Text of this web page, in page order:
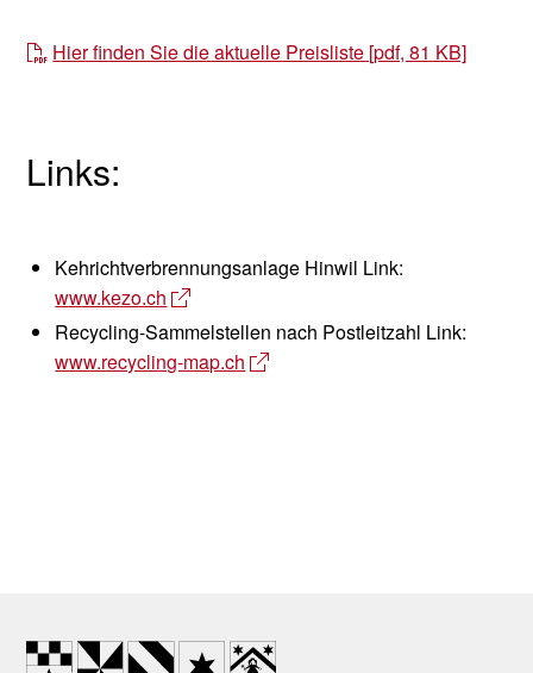
Hier finden Sie die aktuelle Preisliste [pdf, 81 KB]
Links:
Kehrichtverbrennungsanlage Hinwil Link:
www.kezo.ch
Recycling-Sammelstellen nach Postleitzahl Link:
www.recycling-map.ch
Footer
Wappen